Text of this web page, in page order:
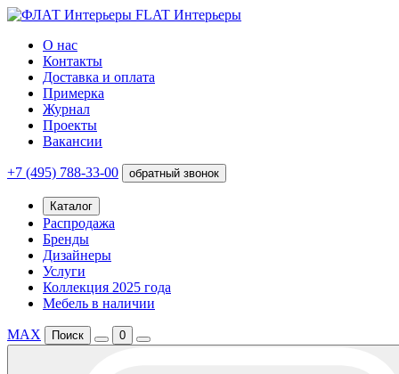
FLAT Интерьеры
О нас
Контакты
Доставка и оплата
Примерка
Журнал
Проекты
Вакансии
+7 (495) 788-33-00 обратный звонок
Каталог
Распродажа
Бренды
Дизайнеры
Услуги
Коллекция 2025 года
Мебель в наличии
MAX Поиск 0